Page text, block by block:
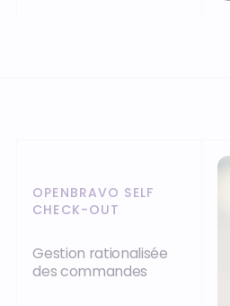
OPENBRAVO SELF
CHECK-OUT
Gestion rationalisée
des commandes